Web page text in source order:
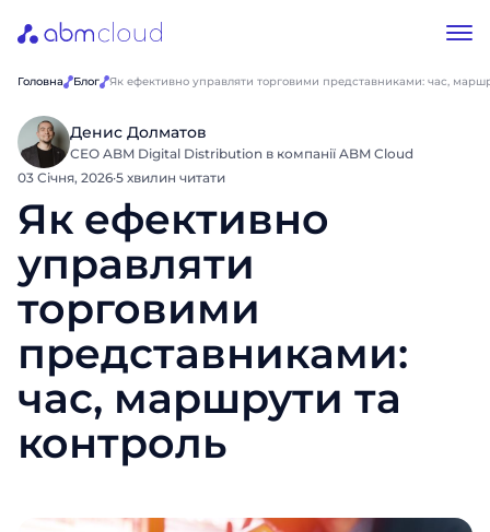
Головна Блог Як ефективно управляти торговими представниками: час,
Денис Долматов
СЕО ABM Digital Distribution в компанії ABM Cloud
03 Січня, 2026·5 хвилин читати
Як ефективно
управляти
торговими
представниками:
час, маршрути та
контроль